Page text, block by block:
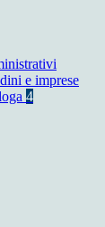
e imprese
4